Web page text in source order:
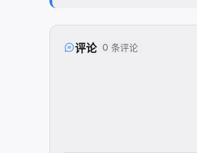
评论 0 条评论